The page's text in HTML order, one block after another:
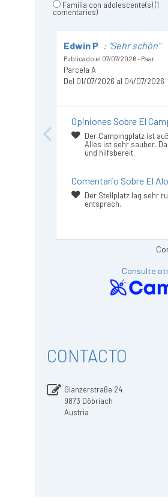
Familia con adolescente(s)(1
comentarios)
Previous
Edwin P : "Sehr schön"
Publicado el 07/07/2026 - Paar
Parcela A
Del 01/07/2026 al 04/07/2026
Opiniones Sobre El
Der Campingplatz ist
Alles ist sehr sauber.
und hilfsbereit.
Comentario Sobre El
Der Stellplatz lag sehr
entsprach.
Consulte
CONTACTO
Glanzerstraße 24
9873 Döbriach
Austria